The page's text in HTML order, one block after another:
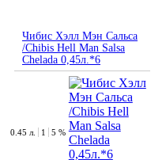
Чибис Хэлл Мэн Сальса
/Chibis Hell Man Salsa
Chelada 0,45л.*6
0.45 л. 1 5 %